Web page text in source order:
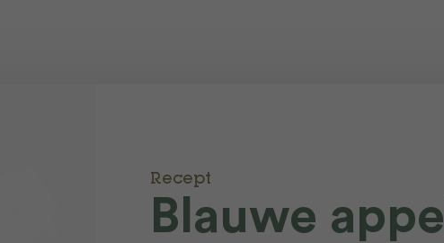
Recept
Blauwe appel